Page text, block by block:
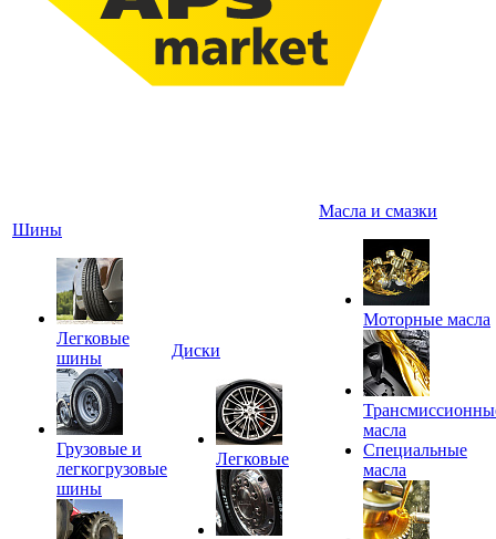
Шины
Легковые
шины
Грузовые и
легкогрузовые
шины
Диски
Легковые
Масла и смазки
Моторные масла
масла
Специальные
масла